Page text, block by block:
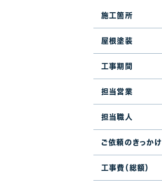
施工箇所
屋根塗装
工事期間
担当営業
担当職人
ご依頼のきっかけ
工事費（総額）